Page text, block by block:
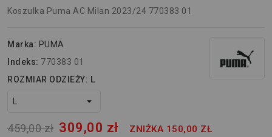
Koszulka Puma AC Milan 2023/24 770383 01
Marka: PUMA
Indeks: 770383 01
ROZMIAR ODZIEŻY: L
459,00 zł 309,00 zł ZNIŻKA 150,00 ZŁ